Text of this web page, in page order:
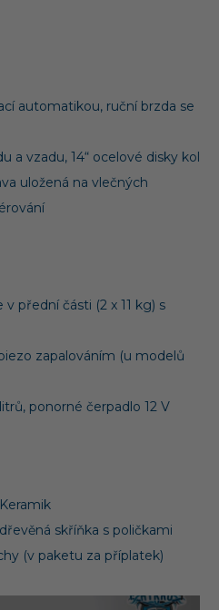
automatikou, ruční brzda se
a vzadu, 14“ ocelové disky kol
uložená na vlečných
přední části (2 x 11 kg) s
zapalováním (u modelů
ponorné čerpadlo 12 V
skříňka s poličkami
(v paketu za příplatek)